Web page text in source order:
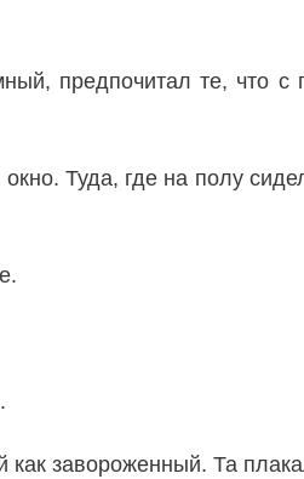
предпочитал те, что с
Туда, где на полу
завороженный. Та